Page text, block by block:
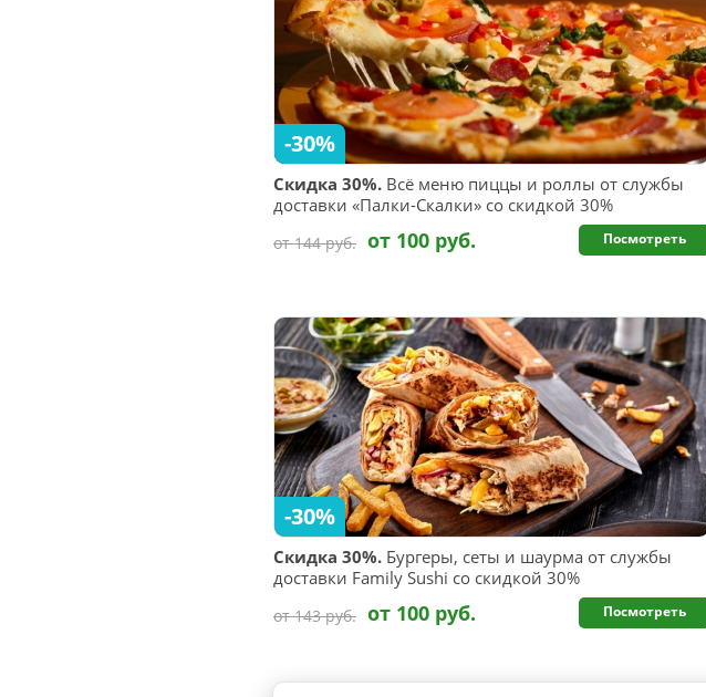
Скидка 30%. Всё меню пиццы и роллы от службы
доставки «Палки-Скалки» со скидкой 30%
-30%
от 144 руб. от 100 руб. Посмотреть
Скидка 30%. Бургеры, сеты и шаурма от службы
доставки Family Sushi со скидкой 30%
-30%
от 143 руб. от 100 руб. Посмотреть